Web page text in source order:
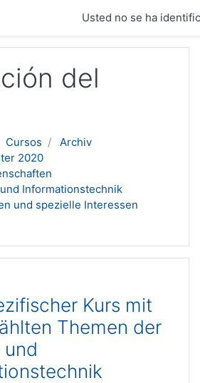
Usted no se ha
del
Cursos
Archiv
2020
Informationstechnik
und spezielle Interessen
Kurs mit
Themen der